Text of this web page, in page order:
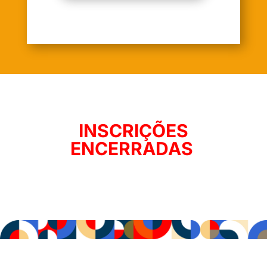
INSCRIÇÕES
ENCERRADAS